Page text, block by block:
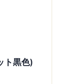
ト黒色)